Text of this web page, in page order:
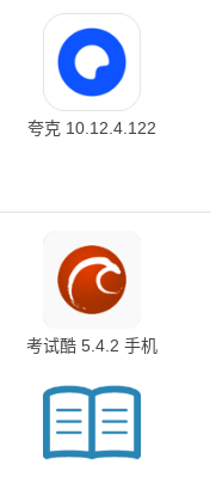
10.2.2 官方版
夸克 10.12.4.122
考试酷 5.4.2 手机